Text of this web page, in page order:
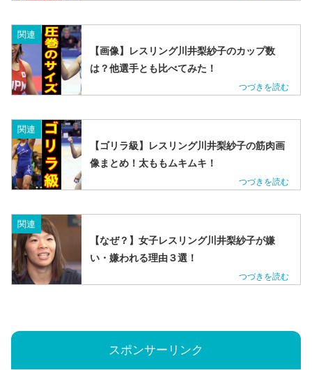
関連
【画像】レスリング川井梨紗子のカップ数
は？他選手とも比べてみた！
関連
【ゴリラ級】レスリング川井梨紗子の筋肉画
像まとめ！太ももムキムキ！
関連
【なぜ？】女子レスリング川井梨紗子が嫌
い・嫌われる理由３選！
スポンサーリンク